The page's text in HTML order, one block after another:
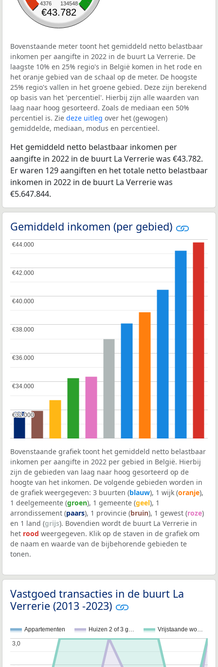
4376 134548
€43.782
Bovenstaande meter toont het gemiddeld netto belastbaar
inkomen per aangifte in 2022 in de buurt La Verrerie. De
laagste 10% en 25% regio's in België komen in het rode en
het oranje gebied van de schaal op de meter. De hoogste
25% regio's vallen in het groene gebied. Deze zijn berekend
op basis van het 'percentiel'. Hierbij zijn alle waarden van
laag naar hoog gesorteerd. Zoals de mediaan een 50%
percentiel is. Zie deze uitleg over het (gewogen)
gemiddelde, mediaan, modus en percentieel.
Het gemiddeld netto belastbaar inkomen per
aangifte in 2022 in de buurt La Verrerie was €43.782.
Er waren 129 aangiften en het totale netto belastbaar
inkomen in 2022 in de buurt La Verrerie was
€5.647.844.
Gemiddeld inkomen (per gebied)
€32.000
€32.000
€34.000
€34.000
€36.000
€36.000
€38.000
€38.000
€40.000
€40.000
€42.000
€42.000
€44.000
€44.000
Bovenstaande grafiek toont het gemiddeld netto belastbaar
inkomen per aangifte in 2022 per gebied in België. Hierbij
zijn de gebieden van laag naar hoog gesorteerd op de
hoogte van het inkomen. De volgende gebieden worden in
de grafiek weergegeven: 3 buurten (blauw), 1 wijk (oranje),
1 deelgemeente (groen), 1 gemeente (geel), 1
arrondissement (paars), 1 provincie (bruin), 1 gewest (roze)
en 1 land (grijs). Bovendien wordt de buurt La Verrerie in
het rood weergegeven. Klik op de staven in de grafiek om
de naam en waarde van de bijbehorende gebieden te
tonen.
Vastgoed transacties in de buurt La
Verrerie (2013 -2023)
Appartementen Huizen 2 of 3 g… Vrijstaande wo…
3,0
3,0